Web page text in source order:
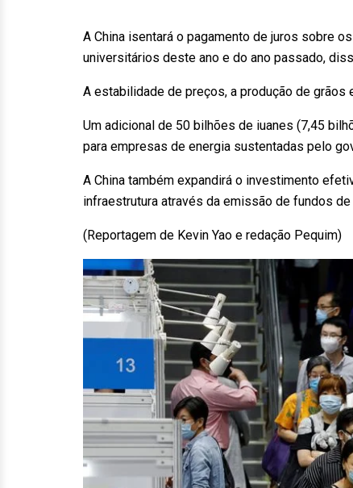
A China isentará o pagamento de juros sobre
universitários deste ano e do ano passado,
A estabilidade de preços, a produção de
Um adicional de 50 bilhões de iuanes (7,45
para empresas de energia sustentadas pelo
A China também expandirá o investimento
infraestrutura através da emissão de fundos
(Reportagem de Kevin Yao e redação Pequim)